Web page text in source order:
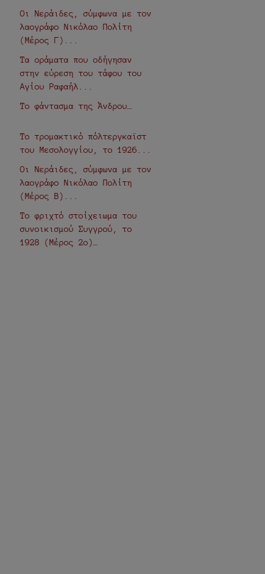
Οι Νεράιδες, σύμφωνα με τον
λαογράφο Νικόλαο Πολίτη
(Μέρος Γ)...
Τα οράματα που οδήγησαν
στην εύρεση του τάφου του
Αγίου Ραφαήλ...
Το φάντασμα της Άνδρου…
Το τρομακτικό πόλτεργκαϊστ
του Μεσολογγίου, το 1926...
Οι Νεράιδες, σύμφωνα με τον
λαογράφο Νικόλαο Πολίτη
(Μέρος Β)...
Το φριχτό στοίχειωμα του
συνοικισμού Συγγρού, το
1928 (Μέρος 2ο)…